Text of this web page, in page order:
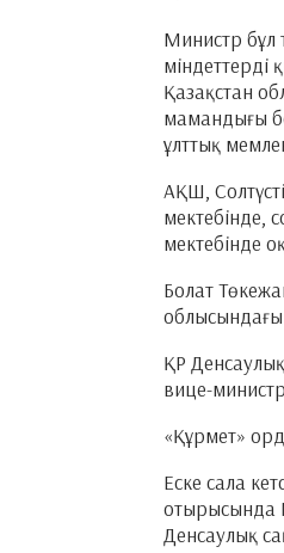
Министр бұл
міндеттерді
Қазақстан
мамандығы
ұлттық
АҚШ,
мектебінде,
мектебінде
Болат
ҚР
вице-
«Құрмет»
Еске сала
отырысында
Денсаулық